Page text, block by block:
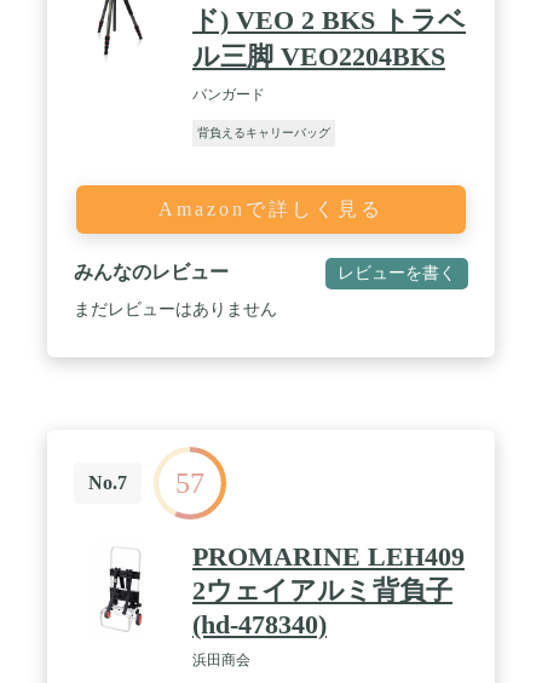
ド) VEO 2 BKS トラベ
ル三脚 VEO2204BKS
バンガード
背負えるキャリーバッグ
Amazonで詳しく見る
みんなのレビュー レビューを書く
まだレビューはありません
No.7 57
PROMARINE LEH409
2ウェイアルミ背負子
(hd-478340)
浜田商会